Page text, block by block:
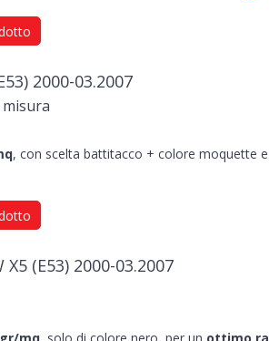
2000-03.2007
, con scelta battitacco + colore moquette
(E53) 2000-03.2007
mq, solo di colore nero, per un ottimo